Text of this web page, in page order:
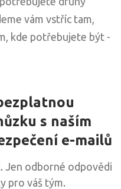
vám vstříc tam,
kde potřebujete být -
s naším
e-mailů
Jen odborné odpovědi
pro váš tým.